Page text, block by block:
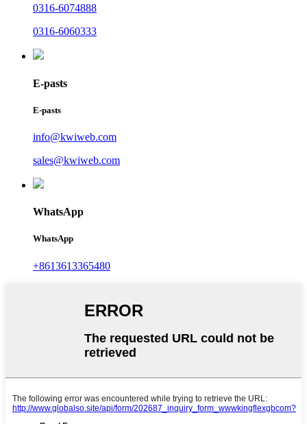
0316-6074888
0316-6060333
E-pasts
E-pasts
info@kwiweb.com
sales@kwiweb.com
WhatsApp
WhatsApp
+8613613365480